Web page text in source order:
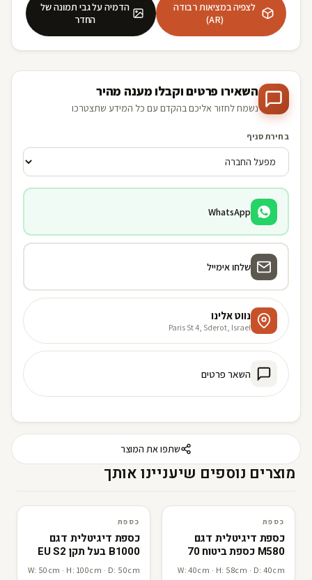
לצפיה במציאות רבודה
(AR)
הדמיה על גבי תמונה של
החדר
השאירו פרטים וקבלו מענה מהיר
נשמח לחזור אליכם בהקדם עם כל המידע שתצטרכו
בחירת סניף
WhatsApp
שלחו אימייל
נווט אלינו
Paris St 4, Sderot, Israel
השאר פרטים
שתפו את המוצר
מוצרים נוספים שיעניינו אותך
3D · AR
כספת
כספת
כספת דיגיטלית דגם
M580 כספת ביטוח 70
ק"ג
W: 40cm · H: 58cm · D: 40cm
3D · AR
כספת
כספת
כספת דיגיטלית דגם
B1000 בעל תקן EU S2
להגנה מקסימלית 155
W: 50cm · H: 100cm · D: 50cm